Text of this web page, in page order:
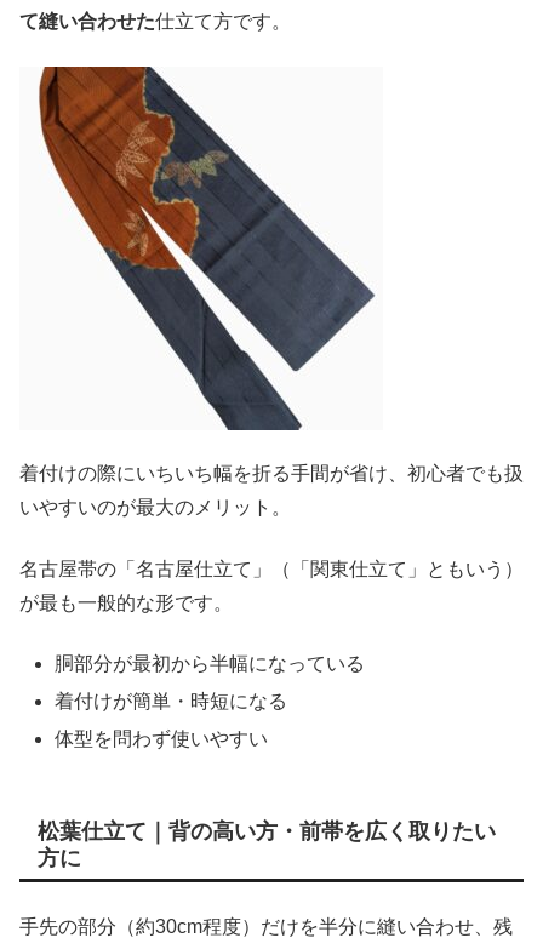
て縫い合わせた仕立て方です。
着付けの際にいちいち幅を折る手間が省け、初心者でも扱
いやすいのが最大のメリット。
名古屋帯の「名古屋仕立て」（「関東仕立て」ともいう）
が最も一般的な形です。
胴部分が最初から半幅になっている
着付けが簡単・時短になる
体型を問わず使いやすい
松葉仕立て｜背の高い方・前帯を広く取りたい
方に
手先の部分（約30cm程度）だけを半分に縫い合わせ、残